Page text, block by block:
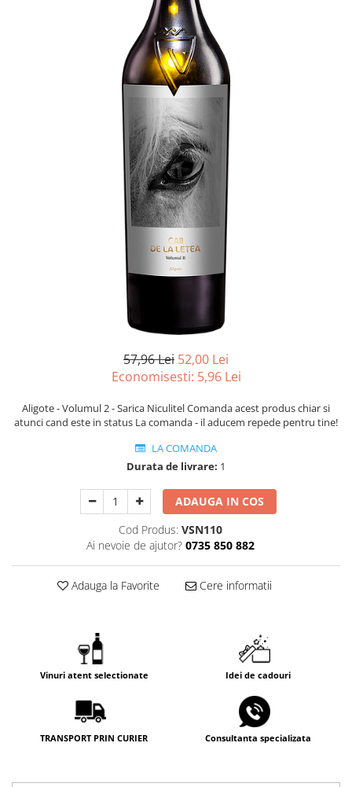
57,96 Lei 52,00 Lei
Economisesti: 5,96 Lei
Aligote - Volumul 2 - Sarica Niculitel Comanda acest produs chiar si
atunci cand este in status La comanda - il aducem repede pentru tine!
LA COMANDA
Durata de livrare: 1
ADAUGA IN COS
Cod Produs: VSN110
Ai nevoie de ajutor? 0735 850 882
Adauga la Favorite Cere informatii
Vinuri atent selectionate Idei de cadouri
TRANSPORT PRIN CURIER Consultanta specializata